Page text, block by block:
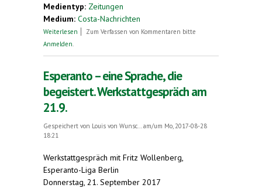
Medientyp: Zeitungen
Medium: Costa-Nachrichten
Weiterlesen über Grammatik der Hoffnung
Zum Verfassen von Kommentaren bitte
Anmelden
Esperanto – eine Sprache, die
begeistert. Werkstattgespräch am
21.9.
Gespeichert von Louis von Wunsc...
am/um Mo, 2017-08-28
18:21
Werkstattgespräch mit Fritz Wollenberg,
Esperanto-Liga Berlin
Donnerstag, 21. September 2017